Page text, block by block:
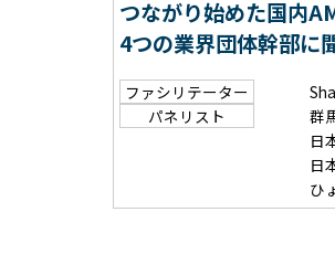
つながり始めた国内
4つの業界団体幹部に
ファシリテーター
パネリスト 群
日
日
ひ